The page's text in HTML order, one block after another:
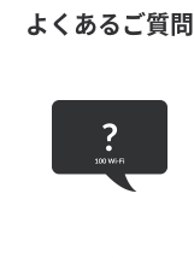
よくあるご質問